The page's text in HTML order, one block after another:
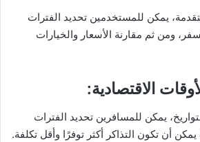
يمكن للمستخدمين تحديد الفترات
ومن ثم مقارنة الأسعار والخيارات
:
يمكن للمسافرين تحديد الفترات
أن تكون التذاكر أكثر توفرًا وأقل تكلفة.